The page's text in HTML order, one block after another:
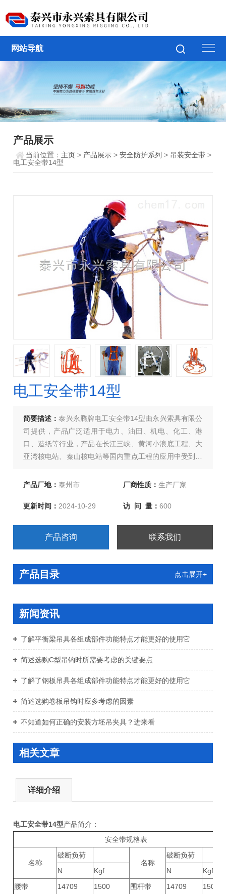
网站导航
产品展示
当前位置： 主页 > 产品展示 >安全防护系列 > 吊装安全带 >
电工安全带14型
电工安全带14型
简要描述：泰兴永腾牌电工安全带14型由永兴索具有限公
司提供，产品广泛适用于电力、油田、机电、化工、港
口、造纸等行业，产品在长江三峡、黄河小浪底工程、大
亚湾核电站、秦山核电站等国内重点工程的应用中受到了
产品厂地：泰州市 厂商性质： 生产厂家
更新时间：2024-10-29 访 问 量： 600
产品咨询 联系我们
产品目录 点击展开+
新闻资讯
了解平衡梁吊具各组成部件功能特点才能更好的使用它
简述选购C型吊钩时所需要考虑的关键要点
了解了钢板吊具各组成部件功能特点才能更好的使用它
简述选购卷板吊钩时应多考虑的因素
不知道如何正确的安装方坯吊夹具？进来看
相关文章
详细介绍
电工安全带14型产品简介：
安全带规格表
名称
破断负荷
名称
破断负荷
N
Kgf N
Kgf
腰带
14709 1500 围杆带 14709
1500